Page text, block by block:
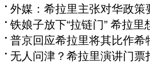
外媒：希拉里主张对华政策
铁娘子放下“拉链门” 希拉里
普京回应希拉里将其比作
无人问津？希拉里演讲门票